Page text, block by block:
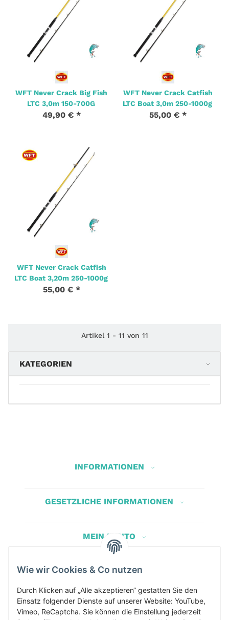
WFT Never Crack Big Fish
LTC 3,0m 150-700G
49,90 € *
WFT Never Crack Catfish
LTC Boat 3,0m 250-1000g
55,00 € *
WFT Never Crack Catfish
LTC Boat 3,20m 250-1000g
55,00 € *
Artikel 1 - 11 von 11
KATEGORIEN
INFORMATIONEN
GESETZLICHE INFORMATIONEN
MEIN KONTO
Herbis Anglerladen
Inh.Herbert Schinnerl
Kirchdorf am Inn 5
4982 Kirchdorf am Inn
Wie wir Cookies & Co nutzen
Durch Klicken auf „Alle akzeptieren“ gestatten Sie den
Einsatz folgender Dienste auf unserer Website: YouTube,
Vimeo, ReCaptcha. Sie können die Einstellung jederzeit